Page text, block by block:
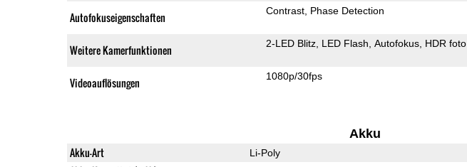
Autofokuseigenschaften Contrast Phase Detection
Weitere Kamerfunktionen 2-LED Blitz LED Flash Autofokus HDR foto
Videoauflösungen 1080p/30fps
Akku
Akku-Art Li-Poly